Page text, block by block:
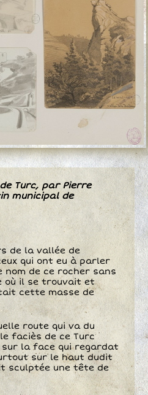
Turc, par Pierre
municipal de
de la vallée de
qui ont eu à parler
nom de ce rocher sans
où il se trouvait et
cette masse de
route qui va du
faciès de ce Turc
la face qui regardat
sur le haut dudit
sculptée une tête de